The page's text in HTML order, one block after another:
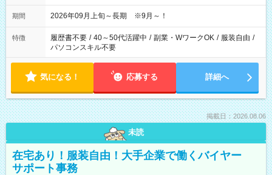
期間 2026年09月上旬～長期 ※9月～！
特徴 履歴書不要 / 40～50代活躍中 / 副業・WワークOK / 服装自由 /
パソコンスキル不要
気になる！ 応募する 詳細へ
掲載日：2026.08.06
未読
在宅あり！服装自由！大手企業で働くバイヤー
サポート事務